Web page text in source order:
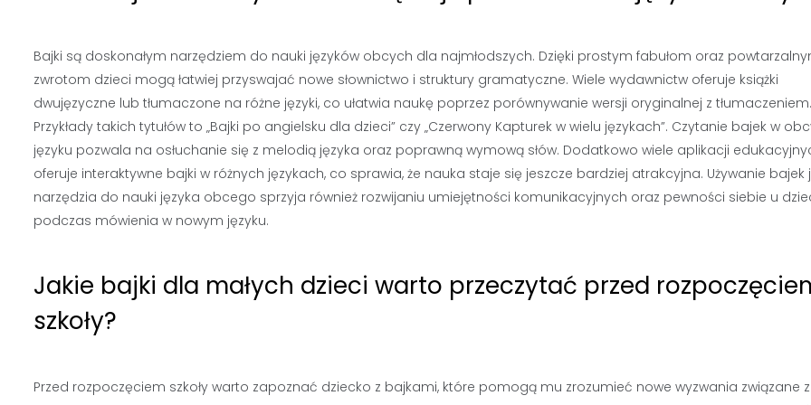
Bajki są doskonałym narzędziem do nauki języków obcych dla najmłodszych. Dzięki prostym fabułom oraz
zwrotom dzieci mogą łatwiej przyswajać nowe słownictwo i struktury gramatyczne. Wiele wydawnictw oferuje książki
dwujęzyczne lub tłumaczone na różne języki, co ułatwia naukę poprzez porównywanie wersji oryginalnej z tłumaczeniem.
Przykłady takich tytułów to „Bajki po angielsku dla dzieci” czy „Czerwony Kapturek w wielu językach”. Czytanie bajek w
języku pozwala na osłuchanie się z melodią języka oraz poprawną wymową słów. Dodatkowo wiele aplikacji
oferuje interaktywne bajki w różnych językach, co sprawia, że nauka staje się jeszcze bardziej atrakcyjna. Używanie bajek
narzędzia do nauki języka obcego sprzyja również rozwijaniu umiejętności komunikacyjnych oraz pewności siebie u
podczas mówienia w nowym języku.
Jakie bajki dla małych dzieci warto przeczytać przed
szkoły?
Przed rozpoczęciem szkoły warto zapoznać dziecko z bajkami, które pomogą mu zrozumieć nowe wyzwania związane z